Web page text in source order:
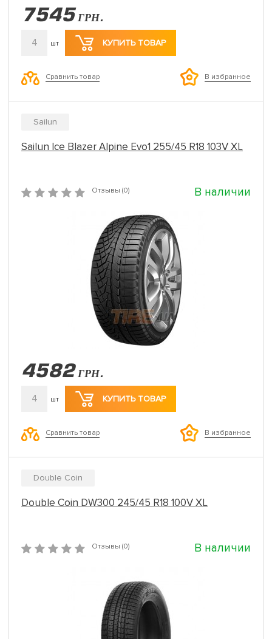
7545 ГРН.
4 шт КУПИТЬ ТОВАР
Сравнить товар В избранное
Sailun
Sailun Ice Blazer Alpine Evo1 255/45 R18 103V XL
Отзывы (0) В наличии
4582 ГРН.
4 шт КУПИТЬ ТОВАР
Сравнить товар В избранное
Double Coin
Double Coin DW300 245/45 R18 100V XL
Отзывы (0) В наличии